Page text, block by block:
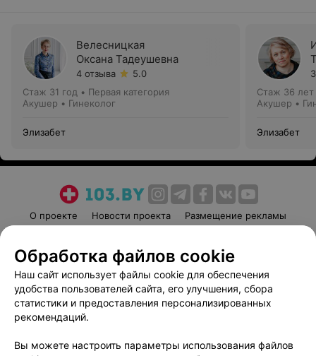
Велесницкая
Оксана Тадеушевна
4 отзыва
5.0
Стаж 31 год • Первая категория
Акушер • Гинеколог
Элизабет
Стаж 36 лет
Акушер •
Элизабет
О проекте Новости проекта
Размещение рекламы
Пользовательское соглашение
Способы оплаты
Вакансии
Партнеры
Написать руководителю 103.by
Обработка файлов cookie
Наш сайт использует файлы cookie для обеспечения
удобства пользователей сайта, его улучшения, сбора
статистики и предоставления персонализированных
рекомендаций.
Вы можете настроить параметры использования файлов